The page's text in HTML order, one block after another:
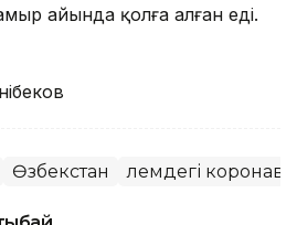
айында қолға алған еді.
Өзбекстан Әлемдегі